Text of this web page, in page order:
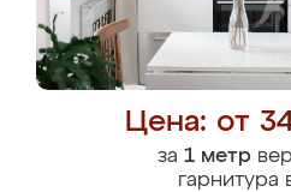
Цена: от
за 1 метр
гарнитура